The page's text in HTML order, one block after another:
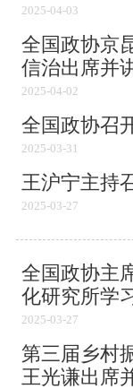
2025-04-03
全国政协京
信治出席并
2025-04-02
全国政协召
2025-03-31
王沪宁主持
2025-03-27
全国政协主
化研究所学
2025-03-27
第三届乡村
王光谦出席